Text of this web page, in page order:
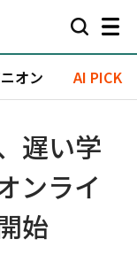
オン AI PICK
遅い学
ンライ
始